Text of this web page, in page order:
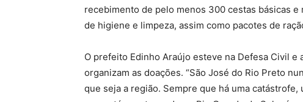
recebimento de pelo menos 300 cestas básicas
de higiene e limpeza, assim como pacotes de
O prefeito Edinho Araújo esteve na Defesa Civil
organizam as doações. “São José do Rio Preto
que seja a região. Sempre que há uma